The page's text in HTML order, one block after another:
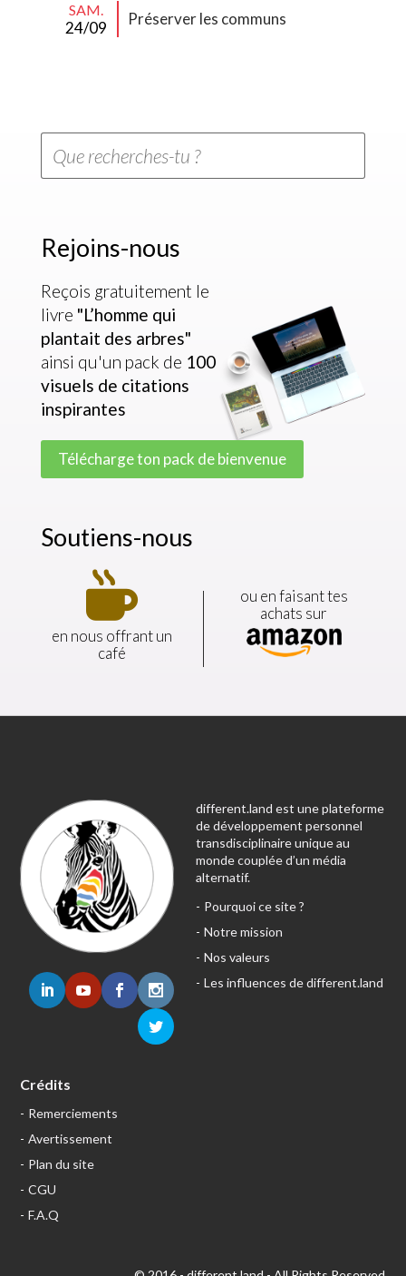
SAM.
24/09 Préserver les communs
Rejoins-nous
Reçois gratuitement le
livre "L’homme qui
plantait des arbres"
ainsi qu'un pack de 100
visuels de citations
inspirantes
Télécharge ton pack de bienvenue
Soutiens-nous
en nous offrant un
café
ou en faisant tes
achats sur
different.land est une plateforme
de développement personnel
transdisciplinaire unique au
monde couplée d’un média
alternatif.
Pourquoi ce site ?
Notre mission
Nos valeurs
Les influences de different.land
Crédits
Remerciements
Avertissement
Plan du site
CGU
F.A.Q